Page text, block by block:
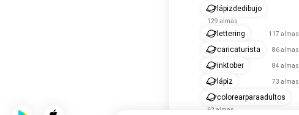
lápizdedibujo
129 almas
lettering 117 almas
caricaturista 86 almas
inktober 84 almas
lápiz 73 almas
colorearparaadultos
62 almas